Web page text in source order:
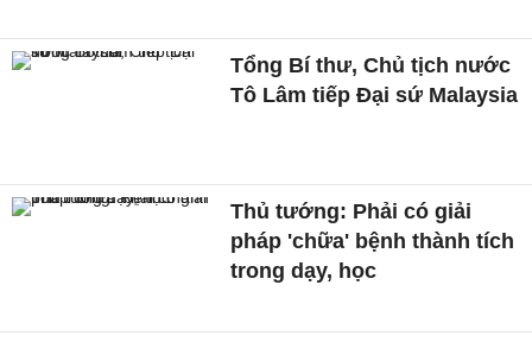
Tổng Bí thư, Chủ tịch nước
Tô Lâm tiếp Đại sứ Malaysia
Thủ tướng: Phải có giải
pháp 'chữa' bệnh thành tích
trong dạy, học